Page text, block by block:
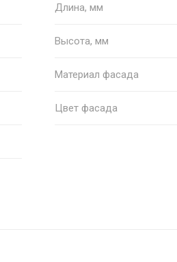
Длина, мм
Высота, мм
Материал фасада
Цвет фасада